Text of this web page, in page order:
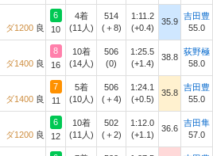
ダ1200 良
6
10
4着
(11人)
514
(＋8)
1:11.2
(+0.4)
35.9
吉田豊
55.0
ダ1400 良
8
16
10着
(14人)
506
(0)
1:25.5
(+1.4)
38.8
荻野極
58.0
ダ1400 良
7
11
5着
(10人)
506
(＋4)
1:24.1
(+0.5)
35.8
吉田豊
55.0
ダ1200 良
6
12
10着
(11人)
502
(＋2)
1:12.0
(+1.1)
36.6
吉田隼
57.0